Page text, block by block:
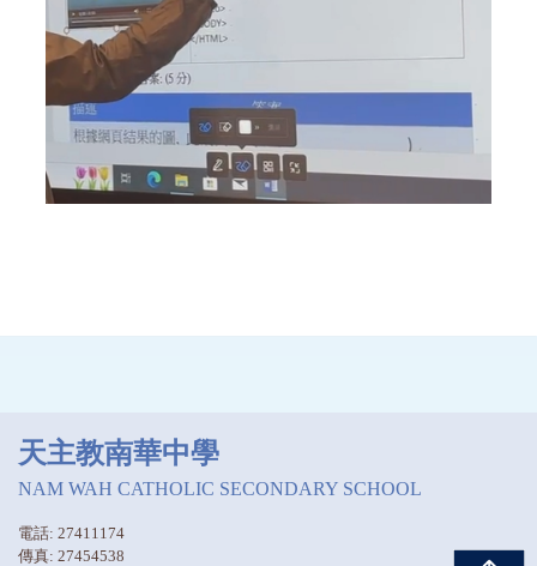
天主教南華中學
NAM WAH CATHOLIC SECONDARY SCHOOL
電話: 27411174
傳真: 27454538